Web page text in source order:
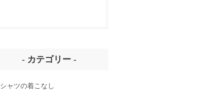
- カテゴリー -
シャツの着こなし